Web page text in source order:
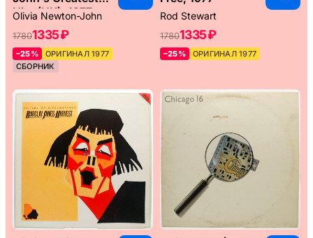
Hits (UK), 1977
Olivia Newton-John
17801335 ₽
–25%
ОРИГИНАЛ 1977
СБОРНИК
Rod Stewart
17801335 ₽
–25% ОРИГИНАЛ 1977